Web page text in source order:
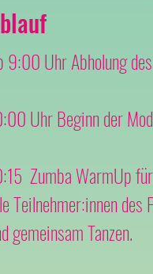
9:00 Uhr Abholung
Uhr Beginn der
Zumba WarmUp
Teilnehmer:innen
gemeinsam Tanzen.